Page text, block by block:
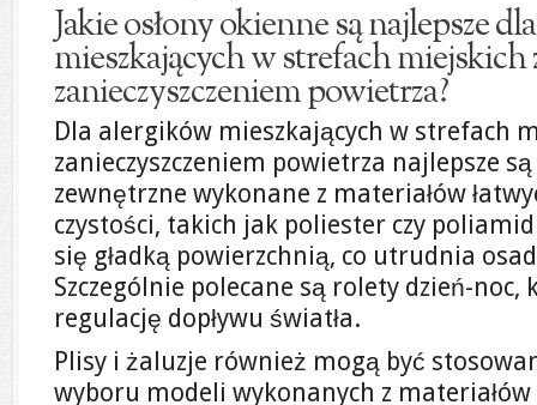
Jakie osłony okienne są najlepsze
mieszkających w strefach
zanieczyszczeniem powietrza?
Dla alergików mieszkających w strefach
zanieczyszczeniem powietrza najlepsze
zewnętrzne wykonane z materiałów
czystości, takich jak poliester czy
się gładką powierzchnią, co utrudnia
Szczególnie polecane są rolety dzień-
regulację dopływu światła.
Plisy i żaluzje również mogą być
wyboru modeli wykonanych z